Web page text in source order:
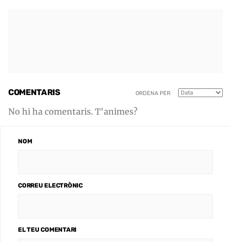
COMENTARIS ORDENA PER
No hi ha comentaris. T'animes?
NOM
CORREU ELECTRÒNIC
EL TEU COMENTARI